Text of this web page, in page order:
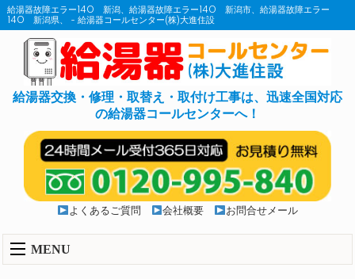
給湯器故障エラー140 新潟、給湯器故障エラー140 新潟市、給湯器故障エラー
140 新潟県、 - 給湯器コールセンター(株)大進住設
給湯器交換・修理・取替え・取付け工事は、迅速全国対応
の給湯器コールセンターへ！
よくあるご質問 会社概要 お問合せメール
MENU